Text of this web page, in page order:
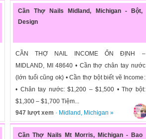
Cần Thợ Nails Midland, Michigan - Bột,
Design
CẦN THỢ NAIL INCOME ỔN ĐỊNH –
MIDLAND, MI 48640 • Cần thợ chân tay nước
(lớn tuổi cũng ok) • Cần thợ bột biết vẽ Income:
• Chân tay nước: $1,200 – $1,500 • Thợ bột:
$1,300 – $1,700 Tiệm...
947 lượt xem · Midland , Michigan »
Cần Thợ Nails Mt Morris, Michigan - Bao